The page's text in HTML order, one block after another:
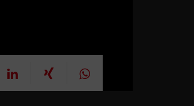
mitteilen